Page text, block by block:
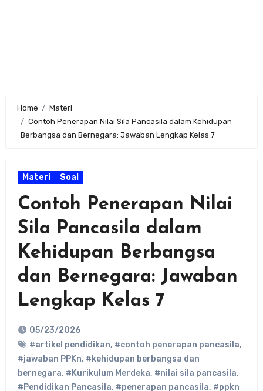
Home
Materi
Contoh Penerapan Nilai Sila Pancasila dalam Kehidupan
Berbangsa dan Bernegara: Jawaban Lengkap Kelas 7
Materi Soal
Contoh Penerapan Nilai
Sila Pancasila dalam
Kehidupan Berbangsa
dan Bernegara: Jawaban
Lengkap Kelas 7
05/23/2026
#artikel pendidikan, #contoh penerapan pancasila,
#jawaban PPKn, #kehidupan berbangsa dan
bernegara, #Kurikulum Merdeka, #nilai sila pancasila,
#Pendidikan Pancasila, #penerapan pancasila, #ppkn